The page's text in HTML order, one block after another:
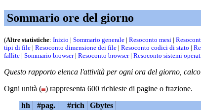
Sommario ore del giorno
(Altre statistiche: Inizio | Sommario generale | Resoconto mesi |
tipi di file | Resoconto dimensione dei file | Resoconto codici di stato |
fallite | Sommario browser| Resoconto browser| Resoconto sistemi
Questo rapporto elenca l'attività per ogni ora del giorno,
Ogni unità ( ) rappresenta 600 richieste di pagine o frazione.
hh
#pag. #rich Gbytes